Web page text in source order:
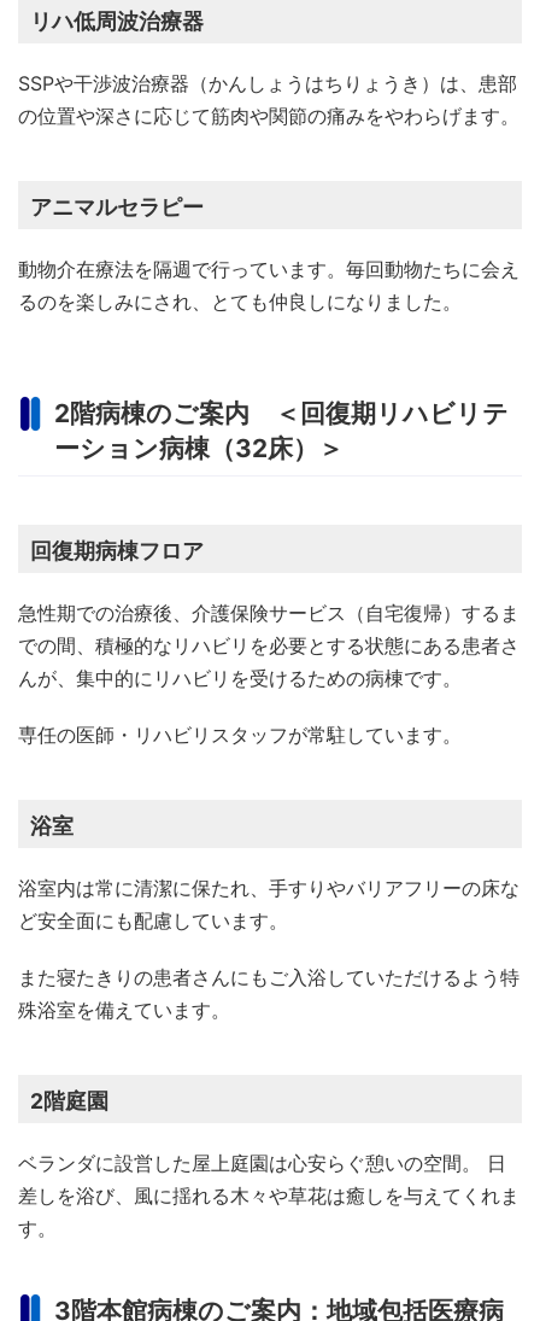
リハ低周波治療器
SSPや干渉波治療器（かんしょうはちりょうき）は、患部
の位置や深さに応じて筋肉や関節の痛みをやわらげます。
アニマルセラピー
動物介在療法を隔週で行っています。毎回動物たちに会え
るのを楽しみにされ、とても仲良しになりました。
2階病棟のご案内 ＜回復期リハビリテ
ーション病棟（32床）＞
回復期病棟フロア
急性期での治療後、介護保険サービス（自宅復帰）するま
での間、積極的なリハビリを必要とする状態にある患者さ
んが、集中的にリハビリを受けるための病棟です。
専任の医師・リハビリスタッフが常駐しています。
浴室
浴室内は常に清潔に保たれ、手すりやバリアフリーの床な
ど安全面にも配慮しています。
また寝たきりの患者さんにもご入浴していただけるよう特
殊浴室を備えています。
2階庭園
ベランダに設営した屋上庭園は心安らぐ憩いの空間。 日
差しを浴び、風に揺れる木々や草花は癒しを与えてくれま
す。
3階本館病棟のご案内：地域包括医療病